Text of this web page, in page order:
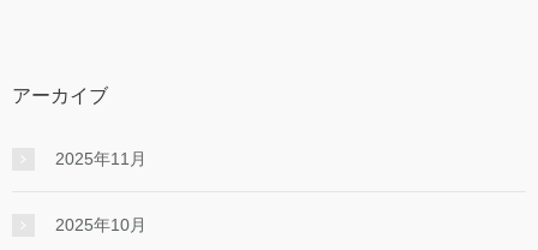
アーカイブ
2025年11月
2025年10月